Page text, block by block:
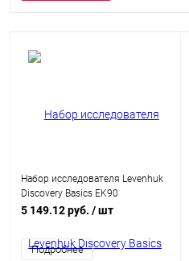
Набор исследователя Levenhuk
Discovery Basics EK90
5 149.12 руб. / шт
Подробнее